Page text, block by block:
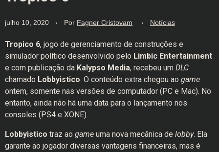
julho 10, 2020 Por Fagner Cristovam Notícias
Tropico 6, jogo de gerenciamento de construções e
simulador político desenvolvido pelo Limbic Entertainment
e com publicação da Kalypso Media, recebeu um DLC
chamado Lobbyistico. O conteúdo extra chegou ao game
ontem, somente nas versões de computador (PC e Mac). No
entanto, ainda não há uma data para o lançamento nos
consoles (PS4 e XONE).
Lobbyistico traz ao game uma nova mecânica de lobby. Ela
garante ao jogador diversas vantagens financeiras, mas é